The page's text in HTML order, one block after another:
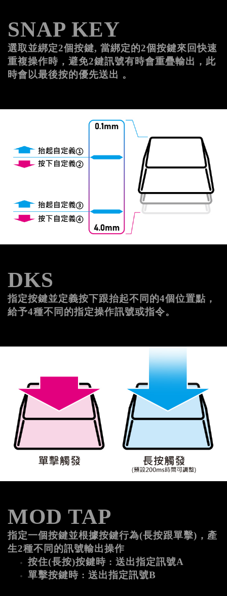
SNAP KEY
選取並綁定2個按鍵, 當綁定的2個按鍵來回快速
重複操作時，避免2鍵訊號有時會重疊輸出，此
時會以最後按的優先送出 。
DKS
指定按鍵並定義按下跟抬起不同的4個位置點，
給予4種不同的指定操作訊號或指令。
MOD TAP
指定一個按鍵並根據按鍵行為(長按跟單擊)，產
生2種不同的訊號輸出操作
按住(長按)按鍵時 : 送出指定訊號A
單擊按鍵時 : 送出指定訊號B